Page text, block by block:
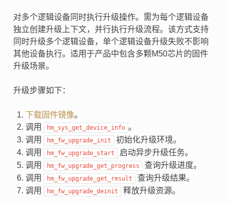
对多个逻辑设备同时执行升级操作。需为每个逻辑设备
独立创建升级上下文，并行执行升级流程。该方式支持
同时升级多个逻辑设备，单个逻辑设备升级失败不影响
其他设备执行。适用于产品中包含多颗M50芯片的固件
升级场景。
升级步骤如下：
下载固件镜像。
调用
hm_sys_get_device_info 。
调用
hm_fw_upgrade_init
初始化升级环境。
调用
hm_fw_upgrade_start
启动异步升级任务。
调用
hm_fw_upgrade_get_progress
查询升级进度。
调用
hm_fw_upgrade_get_result
查询升级结果。
调用
hm_fw_upgrade_deinit 释放升级资源。